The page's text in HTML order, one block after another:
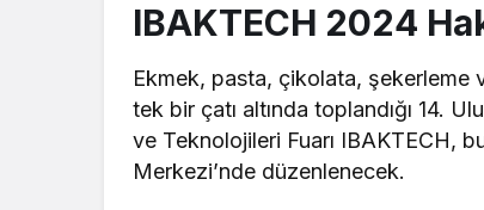
IBAKTECH 2024
Ekmek, pasta, çikolata, şekerleme
tek bir çatı altında toplandığı 14.
ve Teknolojileri Fuarı IBAKTECH,
Merkezi’nde düzenlenecek.